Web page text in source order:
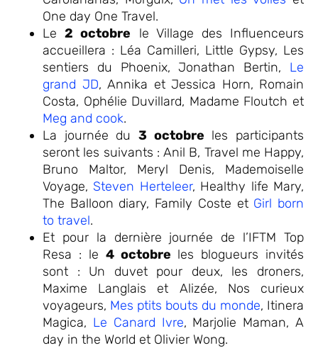
One day One Travel.
Le2 octobre le Village des Influenceurs
accueillera : Léa Camilleri, Little Gypsy, Les
sentiers du Phoenix, Jonathan Bertin, Le
grand JD, Annika et Jessica Horn, Romain
Costa, Ophélie Duvillard, Madame Floutch et
Meg and cook.
La journée du 3 octobre les participants
seront les suivants : Anil B, Travel me Happy,
Bruno Maltor, Meryl Denis, Mademoiselle
Voyage, Steven Herteleer, Healthy life Mary,
The Balloon diary, Family Coste et Girl born
to travel.
Et pour la dernière journée de l’IFTM Top
Resa : le 4 octobre les blogueurs invités
sont : Un duvet pour deux, les droners,
Maxime Langlais et Alizée, Nos curieux
voyageurs, Mes ptits bouts du monde, Itinera
Magica, Le Canard Ivre, Marjolie Maman, A
day in the World et Olivier Wong.